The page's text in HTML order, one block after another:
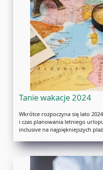
Tanie wakacje 2024
Wkrótce rozpoczyna się lato
i czas planowania letniego
inclusive na najpiękniejszych